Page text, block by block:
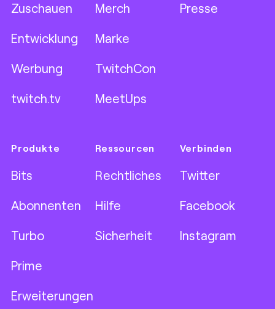
Zuschauen
Entwicklung
Werbung
twitch.tv
Merch
Marke
TwitchCon
MeetUps
Presse
Produkte
Bits
Abonnenten
Turbo
Prime
Erweiterungen
Ressourcen
Rechtliches
Hilfe
Sicherheit
Verbinden
Twitter
Facebook
Instagram